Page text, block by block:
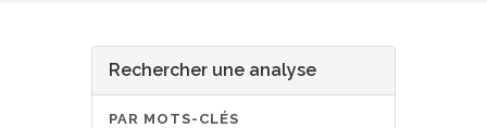
Rechercher une analyse
PAR MOTS-CLÉS